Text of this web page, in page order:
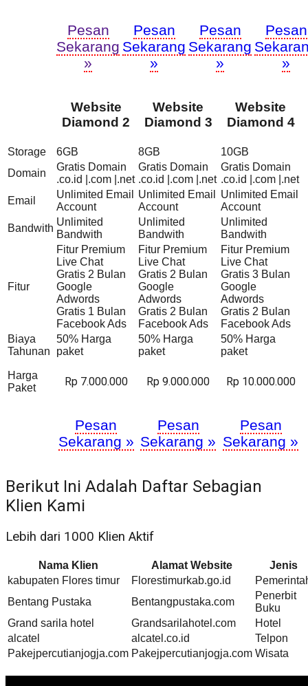
Pesan
Sekarang
»
Pesan
Sekarang
»
Pesan
Sekarang
»
Pesan
»
Website
Diamond 2
Website
Diamond 3
Website
Diamond 4
Storage 6GB 8GB
10GB
Domain
Gratis Domain
.co.id |.com |.net
Gratis Domain
.co.id |.com |.net
Gratis Domain
.co.id |.com |.net
Email
Unlimited Email
Account
Unlimited Email
Account
Unlimited Email
Account
Bandwith
Unlimited
Bandwith
Unlimited
Bandwith
Unlimited
Bandwith
Fitur
Fitur Premium
Live Chat
Gratis 2 Bulan
Google
Adwords
Gratis 1 Bulan
Facebook Ads
Fitur Premium
Live Chat
Gratis 2 Bulan
Google
Adwords
Gratis 2 Bulan
Facebook Ads
Fitur Premium
Live Chat
Gratis 3 Bulan
Google
Adwords
Gratis 2 Bulan
Facebook Ads
Biaya
Tahunan
50% Harga
paket
50% Harga
paket
50% Harga
paket
Harga
Paket
Rp 7.000.000 Rp 9.000.000 Rp 10.000.000
Pesan
Sekarang »
Pesan
Sekarang »
Pesan
Sekarang »
Berikut Ini Adalah Daftar Sebagian
Klien Kami
Lebih dari 1000 Klien Aktif
Nama Klien Alamat Website
Jenis
kabupaten Flores timur
Florestimurkab.go.id
Bentang Pustaka
Bentangpustaka.com
Penerbit
Buku
Grand sarila hotel
Grandsarilahotel.com
Hotel
alcatel
alcatel.co.id
Telpon
Pakejpercutianjogja.com Pakejpercutianjogja.com Wisata